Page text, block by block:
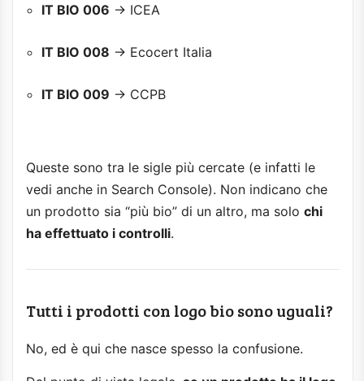
IT BIO 006 → ICEA
IT BIO 008 → Ecocert Italia
IT BIO 009 → CCPB
Queste sono tra le sigle più cercate (e infatti le
vedi anche in Search Console). Non indicano che
un prodotto sia “più bio” di un altro, ma solo chi
ha effettuato i controlli.
Tutti i prodotti con logo bio sono uguali?
No, ed è qui che nasce spesso la confusione.